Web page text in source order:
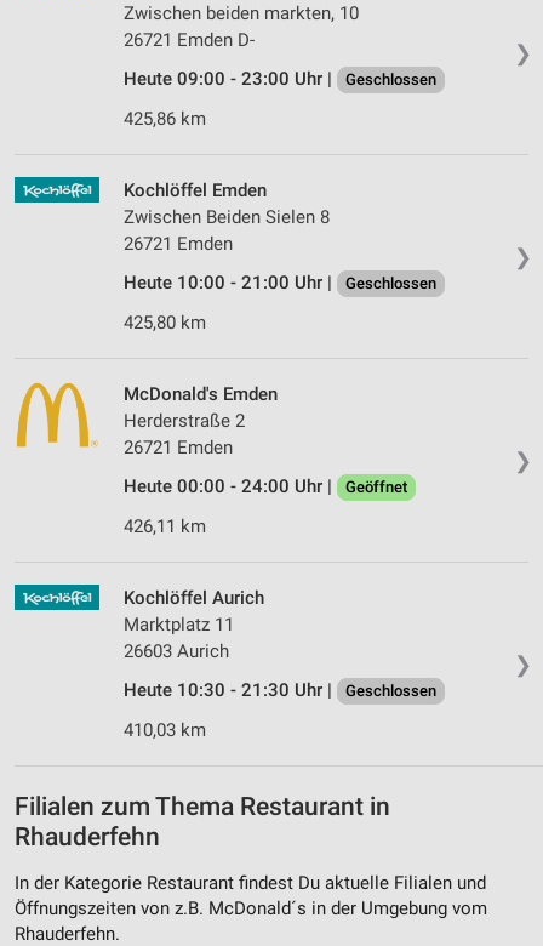
❯
Zwischen beiden markten, 10
26721 Emden D-
Heute 09:00 - 23:00 Uhr |
Geschlossen
425,86 km
❯
Kochlöffel Emden
Zwischen Beiden Sielen 8
26721 Emden
Heute 10:00 - 21:00 Uhr |
Geschlossen
425,80 km
❯
McDonald's Emden
Herderstraße 2
26721 Emden
Heute 00:00 - 24:00 Uhr |
Geöffnet
426,11 km
❯
Kochlöffel Aurich
Marktplatz 11
26603 Aurich
Heute 10:30 - 21:30 Uhr |
Geschlossen
410,03 km
Filialen zum Thema Restaurant in
Rhauderfehn
In der Kategorie Restaurant findest Du aktuelle Filialen und
Öffnungszeiten von z.B. McDonald´s in der Umgebung vom
Rhauderfehn.